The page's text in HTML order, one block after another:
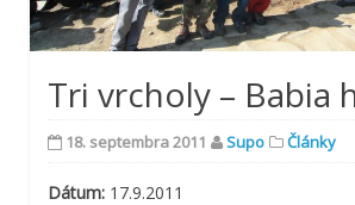
Tri vrcholy – Babia
18. septembra 2011 Supo Články
Dátum: 17.9.2011